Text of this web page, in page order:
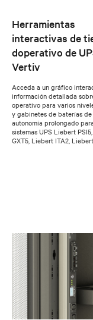
Herramientas
interactivas de
doperativo de
Vertiv
Acceda a un gráfico
información detallada
operativo para varios
y gabinetes de baterías
autonomía prolongado
sistemas UPS Liebert
GXT5, Liebert ITA2, Liebert